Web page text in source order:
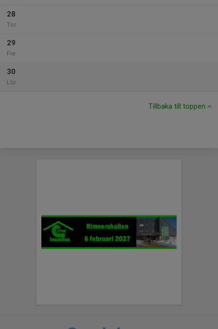
28
Tor
29
Fre
30
Lör
Tillbaka till toppen